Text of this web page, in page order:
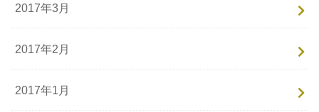
2017年3月
2017年2月
2017年1月